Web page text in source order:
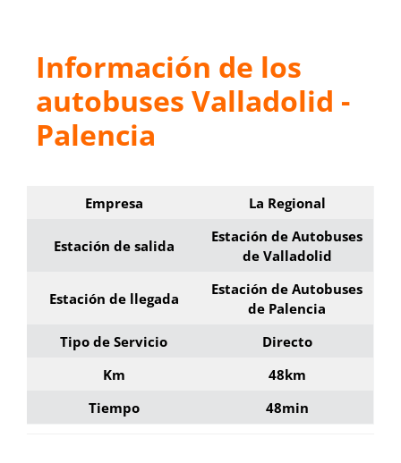
Información de los
autobuses Valladolid -
Palencia
Empresa La Regional
Estación de salida
Estación de Autobuses
de Valladolid
Estación de llegada
Estación de Autobuses
de Palencia
Tipo de Servicio
Directo
Km
48km
Tiempo
48min